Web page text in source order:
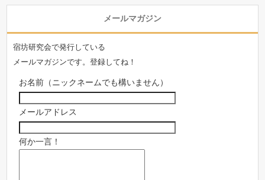
メールマガジン
宿坊研究会で発行している
メールマガジンです。登録してね！
お名前（ニックネームでも構いません）
メールアドレス
何か一言！